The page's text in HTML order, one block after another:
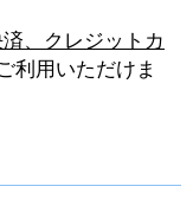
、クレジットカ
利用いただけま